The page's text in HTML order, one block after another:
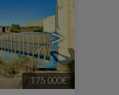
>
175.000€